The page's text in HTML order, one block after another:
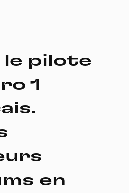
le pilote
1
en